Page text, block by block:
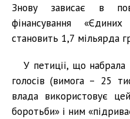
Знову зависає в
фінансування
становить 1,7 мільярда
У петиції, що
голосів (вимога – 25
влада використовує
боротьби» і ним